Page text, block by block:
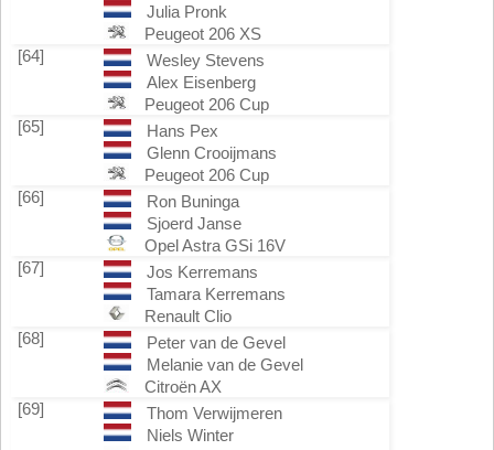
Julia Pronk
Peugeot 206 XS
[64]
Wesley Stevens
Alex Eisenberg
Peugeot 206 Cup
[65]
Hans Pex
Glenn Crooijmans
Peugeot 206 Cup
[66]
Ron Buninga
Sjoerd Janse
Opel Astra GSi 16V
[67]
Jos Kerremans
Tamara Kerremans
Renault Clio
[68]
Peter van de Gevel
Melanie van de Gevel
Citroën AX
[69]
Thom Verwijmeren
Niels Winter